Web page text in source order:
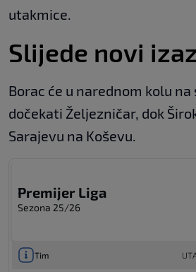
utakmice.
Slijede novi
Borac će u narednom kolu
dočekati Željezničar, dok
Sarajevu na Koševu.
Premijer Liga
Sezona 25/26
Tim